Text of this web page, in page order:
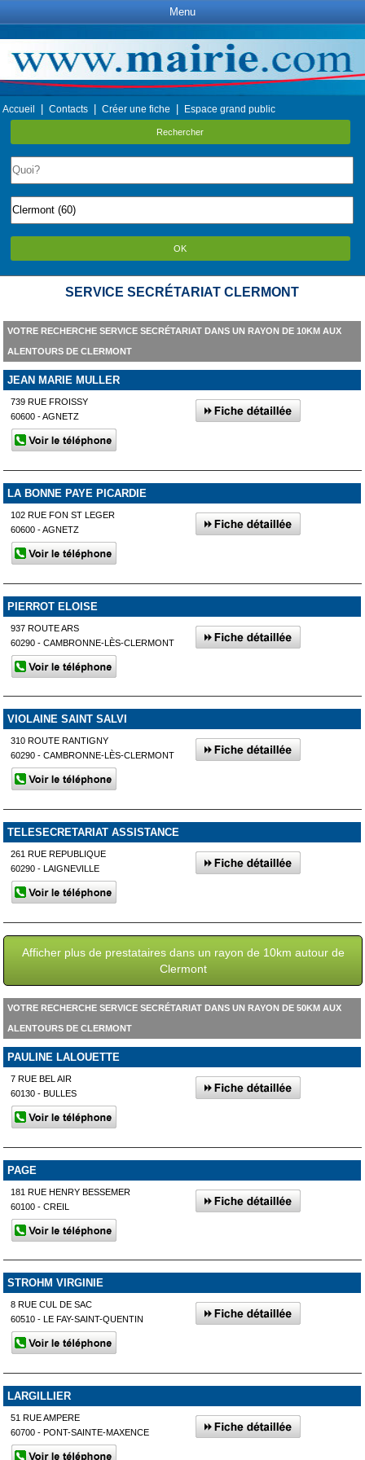
Menu
Accueil Contacts Créer une fiche Espace grand public
Rechercher
OK
SERVICE SECRÉTARIAT CLERMONT
VOTRE RECHERCHE SERVICE SECRÉTARIAT DANS UN RAYON DE 10KM AUX
ALENTOURS DE CLERMONT
JEAN MARIE MULLER
739 RUE FROISSY
60600 - AGNETZ
LA BONNE PAYE PICARDIE
102 RUE FON ST LEGER
60600 - AGNETZ
PIERROT ELOISE
937 ROUTE ARS
60290 - CAMBRONNE-LÈS-CLERMONT
VIOLAINE SAINT SALVI
310 ROUTE RANTIGNY
60290 - CAMBRONNE-LÈS-CLERMONT
TELESECRETARIAT ASSISTANCE
261 RUE REPUBLIQUE
60290 - LAIGNEVILLE
Afficher plus de prestataires dans un rayon de 10km autour de
Clermont
VOTRE RECHERCHE SERVICE SECRÉTARIAT DANS UN RAYON DE 50KM AUX
ALENTOURS DE CLERMONT
PAULINE LALOUETTE
7 RUE BEL AIR
60130 - BULLES
PAGE
181 RUE HENRY BESSEMER
60100 - CREIL
STROHM VIRGINIE
8 RUE CUL DE SAC
60510 - LE FAY-SAINT-QUENTIN
LARGILLIER
51 RUE AMPERE
60700 - PONT-SAINTE-MAXENCE